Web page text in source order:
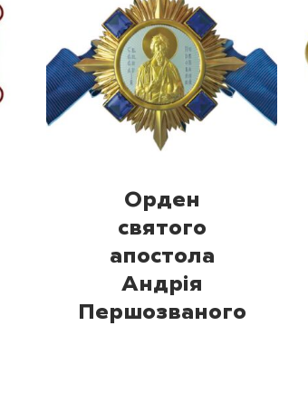
Орден
святого
апостола
Андрія
Першозваного